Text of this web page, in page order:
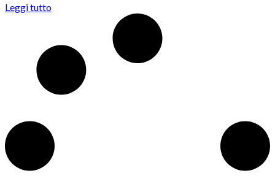
Leggi tutto